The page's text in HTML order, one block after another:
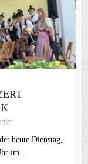
heute Dienstag,
im...